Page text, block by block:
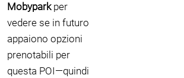
Mobyparkper
vedere se in futuro
appaiono opzioni
prenotabili per
questa POI—quindi